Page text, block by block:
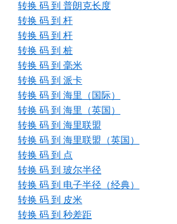
转换 码 到 普朗克长度
转换 码 到 杆
转换 码 到 杆
转换 码 到 桩
转换 码 到 毫米
转换 码 到 派卡
转换 码 到 海里（国际）
转换 码 到 海里（英国）
转换 码 到 海里联盟
转换 码 到 海里联盟（英国）
转换 码 到 点
转换 码 到 玻尔半径
转换 码 到 电子半径（经典）
转换 码 到 皮米
转换 码 到 秒差距